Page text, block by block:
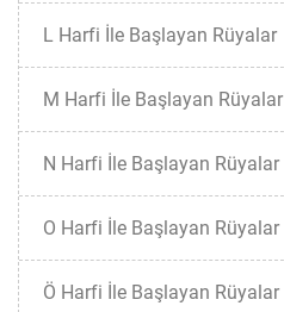
L Harfi İle Başlayan Rüyalar
M Harfi İle Başlayan Rüyalar
N Harfi İle Başlayan Rüyalar
O Harfi İle Başlayan Rüyalar
Ö Harfi İle Başlayan Rüyalar